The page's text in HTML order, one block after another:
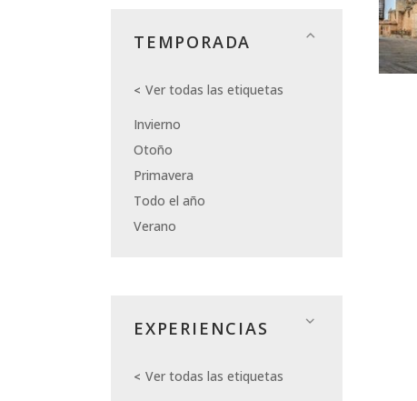
TEMPORADA
Ver todas las etiquetas
Invierno
Otoño
Primavera
Todo el año
Verano
EXPERIENCIAS
Ver todas las etiquetas